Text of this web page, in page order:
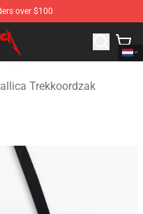
over $100
Merchandise Shop
Trekkoordzak